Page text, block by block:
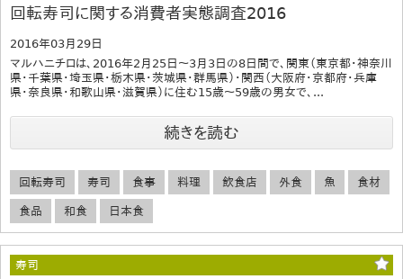
回転寿司に関する消費者実態調査2016
2016年03月29日
マルハニチロは、2016年2月25日～3月3日の8日間で、関東（東京都・神奈川
県・千葉県・埼玉県・栃木県・茨城県・群馬県）・関西（大阪府・京都府・兵庫
県・奈良県・和歌山県・滋賀県）に住む15歳～59歳の男女で、...
続きを読む
回転寿司 寿司 食事 料理 飲食店 外食 魚 食材
食品 和食 日本食
寿司